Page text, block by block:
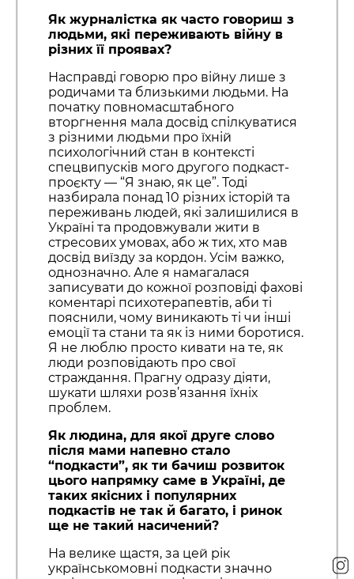
Як журналістка як часто говориш з
людьми, які переживають війну в
різних її проявах?
Насправді говорю про війну лише з
родичами та близькими людьми. На
початку повномасштабного
вторгнення мала досвід спілкуватися
з різними людьми про їхній
психологічний стан в контексті
спецвипусків мого другого подкаст-
проєкту — “Я знаю, як це”. Тоді
назбирала понад 10 різних історій та
переживань людей, які залишилися в
Україні та продовжували жити в
стресових умовах, або ж тих, хто мав
досвід виїзду за кордон. Усім важко,
однозначно. Але я намагалася
записувати до кожної розповіді фахові
коментарі психотерапевтів, аби ті
пояснили, чому виникають ті чи інші
емоції та стани та як із ними боротися.
Я не люблю просто кивати на те, як
люди розповідають про свої
страждання. Прагну одразу діяти,
шукати шляхи розв’язання їхніх
проблем.
Як людина, для якої друге слово
після мами напевно стало
“подкасти”, як ти бачиш розвиток
цього напрямку саме в Україні, де
таких якісних і популярних
подкастів не так й багато, і ринок
ще не такий насичений?
На велике щастя, за цей рік
українськомовні подкасти значно